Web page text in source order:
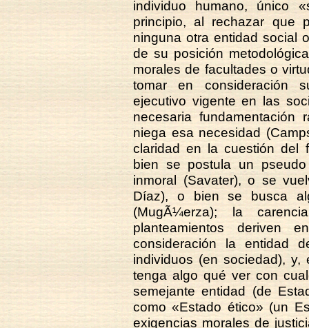
individuo humano, único
principio, al rechazar que
ninguna otra entidad social
de su posición
morales de facultades o
tomar en consideración
ejecutivo vigente en las
necesaria
niega esa necesidad
claridad en la cuestión del
bien se postula un
inmoral (Savater), o se
Díaz), o bien se busca
(MugÃ¼erza); la
planteamientos
consideración la entidad
individuos (en sociedad),
tenga algo qué ver con
semejante entidad (de
como «Estado ético» (un
exigencias morales de